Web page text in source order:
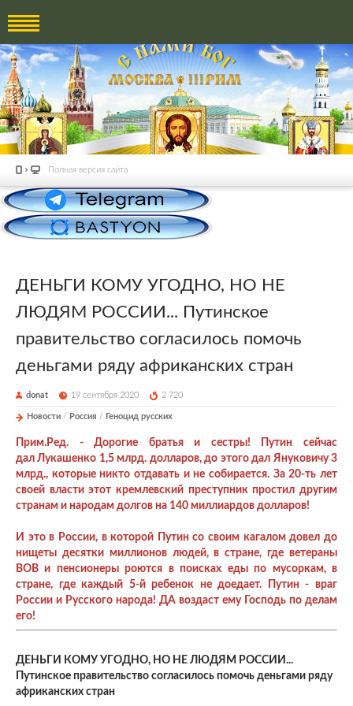
Полная версия сайта
ДЕНЬГИ КОМУ УГОДНО, НО НЕ
ЛЮДЯМ РОССИИ... Путинское
правительство согласилось помочь
деньгами ряду африканских стран
donat 19 сентября 2020 2 720
Новости / Россия / Геноцид русских
Прим.Ред. - Дорогие братья и сестры! Путин сейчас
дал Лукашенко 1,5 млрд. долларов, до этого дал Януковичу 3
млрд., которые никто отдавать и не собирается. За 20-ть лет
своей власти этот кремлевский преступник простил другим
странам и народам долгов на 140 миллиардов долларов!
И это в России, в которой Путин со своим кагалом довел до
нищеты десятки миллионов людей, в стране, где ветераны
ВОВ и пенсионеры роются в поисках еды по мусоркам, в
стране, где каждый 5-й ребенок не доедает. Путин - враг
России и Русского народа! ДА воздаст ему Господь по делам
его!
ДЕНЬГИ КОМУ УГОДНО, НО НЕ ЛЮДЯМ РОССИИ...
Путинское правительство согласилось помочь деньгами ряду
африканских стран